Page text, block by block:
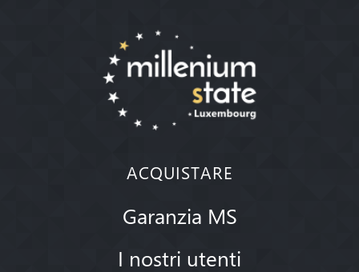
ACQUISTARE
Garanzia MS
I nostri utenti